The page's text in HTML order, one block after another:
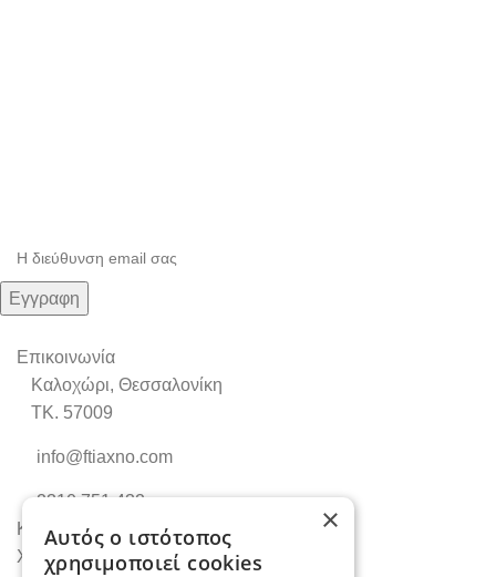
Επικοινωνία
Καλοχώρι, Θεσσαλονίκη
TK. 57009
info@ftiaxno.com
2310 751 432
Κατηγορίες
Χρώματα
×
Αυτός ο ιστότοπος
χρησιμοποιεί cookies